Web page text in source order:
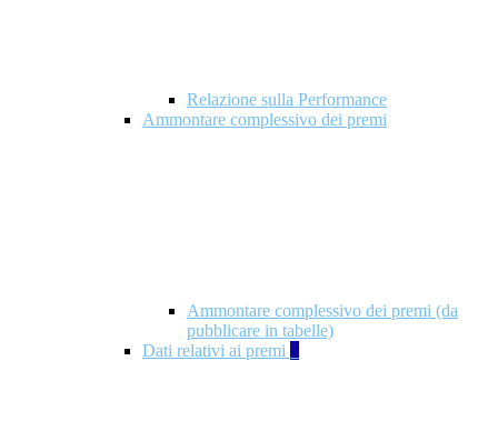
Relazione sulla Performance
Ammontare complessivo dei premi
Ammontare complessivo dei premi (da
pubblicare in tabelle)
Dati relativi ai premi 5